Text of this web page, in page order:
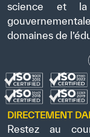
science et la
domaines de
DIRECTEMENT
Restez au